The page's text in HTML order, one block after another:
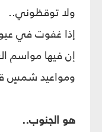
ولا توقظوني..
إذا غفوت في
إن فيها مواسم
ومواعيد شمسٍ
هو الجنوب..